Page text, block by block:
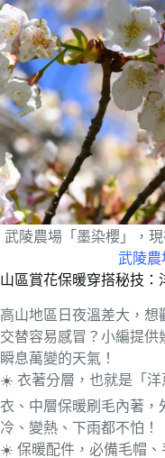
武陵農場「墨染櫻」，
武陵農
山區賞花保暖穿搭秘技
高山地區日夜溫差大，
交替容易感冒？小編提
瞬息萬變的天氣！
☀️ 衣著分層，也就是「
衣、中層保暖刷毛內著，
冷、變熱、下雨都不怕！
☀️ 保暖配件，必備毛帽